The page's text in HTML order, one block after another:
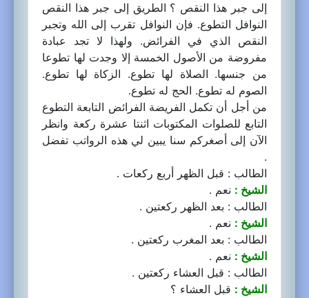
إلى جبر هذا النقص ؟ الطريق إلى جبر هذا النقص
النوافل التطوع. فإن النوافل تقرب إلى الله وتجبر
النقص الذي في الفرائض. ولهذا لا تجد عبادة
مفروضة من الأصول الخمسة إلا وجدت لها تطوعا
من جنسها. الصلاة لها تطوع. الزكاة لها تطوع.
الصوم له تطوع. الحج له تطوع.
من أجل أن تكمل الفريضة الفرائض التابعة التطوع
التابع للصلوات المكتوبات اثنتا عشرة ركعة وانظر
الآن إلى أصغركم سنا يبين لي هذه الرواتب تفضل
.
الطالب : قبل الظهر أربع ركعات .
الشيخ : نعم .
الطالب : بعد الظهر ركعتين .
الشيخ : نعم .
الطالب : بعد المغرب ركعتين .
الشيخ : نعم .
الطالب : قبل العشاء ركعتين .
الشيخ : قبل العشاء ؟